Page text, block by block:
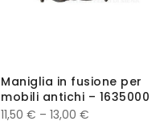
Maniglia in fusione per
mobili antichi – 1635000
11,50 € – 13,00 €